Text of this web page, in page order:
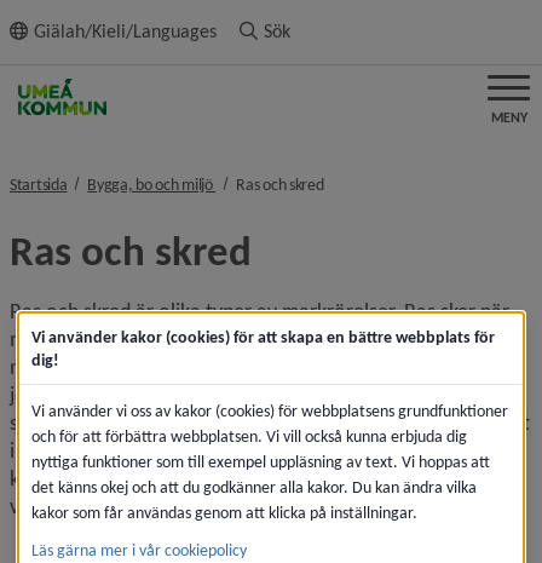
innehållet
Giälah/Kieli/Languages Sök
MENY
Startsida Bygga, bo och miljö nivå i brödsmulenavigeringen
Ras och skrednivå i brödsmulenavigeringen
Ras och skred
Ras och skred är olika typer av markrörelser. Ras sker när
material som sten eller jord faller snabbt och nästan fritt
nedför en brant sluttning. Skred innebär att större mängder
jord eller lera långsamt eller snabbt glider iväg som en
sammanhängande massa, ofta på grund av att marken blivit
instabil av vatten, erosion eller belastning. Ett förändrat
klimat gör att risken för skyfall ökar. När marken blir
vattenmättad ökar också risken för ras och skred.
Vi använder kakor (cookies) för att skapa en bättre webbplats för
dig!
Vi använder vi oss av kakor (cookies) för webbplatsens grundfunktioner
och för att förbättra webbplatsen. Vi vill också kunna erbjuda dig
nyttiga funktioner som till exempel uppläsning av text. Vi hoppas att
det känns okej och att du godkänner alla kakor. Du kan ändra vilka
kakor som får användas genom att klicka på inställningar.
Läs gärna mer i vår cookiepolicy